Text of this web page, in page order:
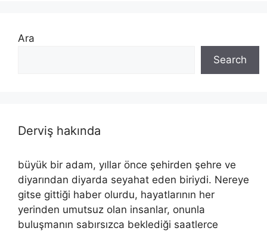
Ara
Search
Derviş hakında
büyük bir adam, yıllar önce şehirden şehre ve
diyarından diyarda seyahat eden biriydi. Nereye
gitse gittiği haber olurdu, hayatlarının her
yerinden umutsuz olan insanlar, onunla
buluşmanın sabırsızca beklediği saatlerce